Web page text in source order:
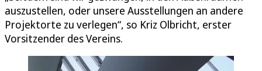
auszustellen, oder unsere Ausstellungen an andere
Projektorte zu verlegen“, so Kriz Olbricht, erster
Vorsitzender des Vereins.